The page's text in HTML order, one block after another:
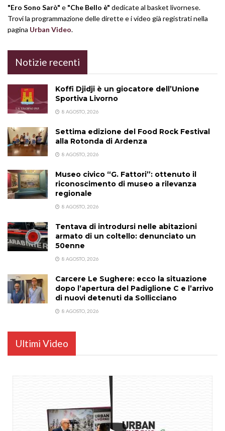
"Ero Sono Sarò" e "Che Bello è" dedicate al basket livornese.
Trovi la programmazione delle dirette e i video già registrati nella
pagina Urban Video.
Notizie recenti
Koffi Djidji è un giocatore dell’Unione
Sportiva Livorno
8 AGOSTO, 2026
Settima edizione del Food Rock Festival
alla Rotonda di Ardenza
8 AGOSTO, 2026
Museo civico “G. Fattori”: ottenuto il
riconoscimento di museo a rilevanza
regionale
8 AGOSTO, 2026
Tentava di introdursi nelle abitazioni
armato di un coltello: denunciato un
50enne
8 AGOSTO, 2026
Carcere Le Sughere: ecco la situazione
dopo l’apertura del Padiglione C e l’arrivo
di nuovi detenuti da Sollicciano
8 AGOSTO, 2026
Ultimi Video